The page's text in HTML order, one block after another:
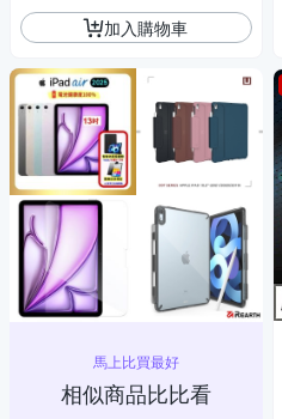
加入購物車
馬上比買最好
相似商品比比看